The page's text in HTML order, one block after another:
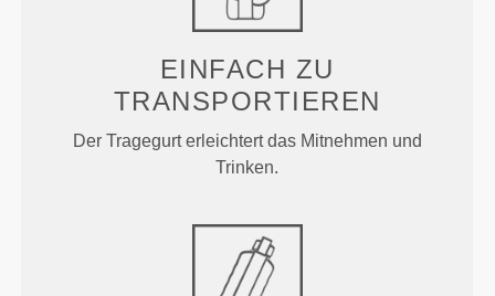
EINFACH ZU
TRANSPORTIEREN
Der Tragegurt erleichtert das Mitnehmen und
Trinken.